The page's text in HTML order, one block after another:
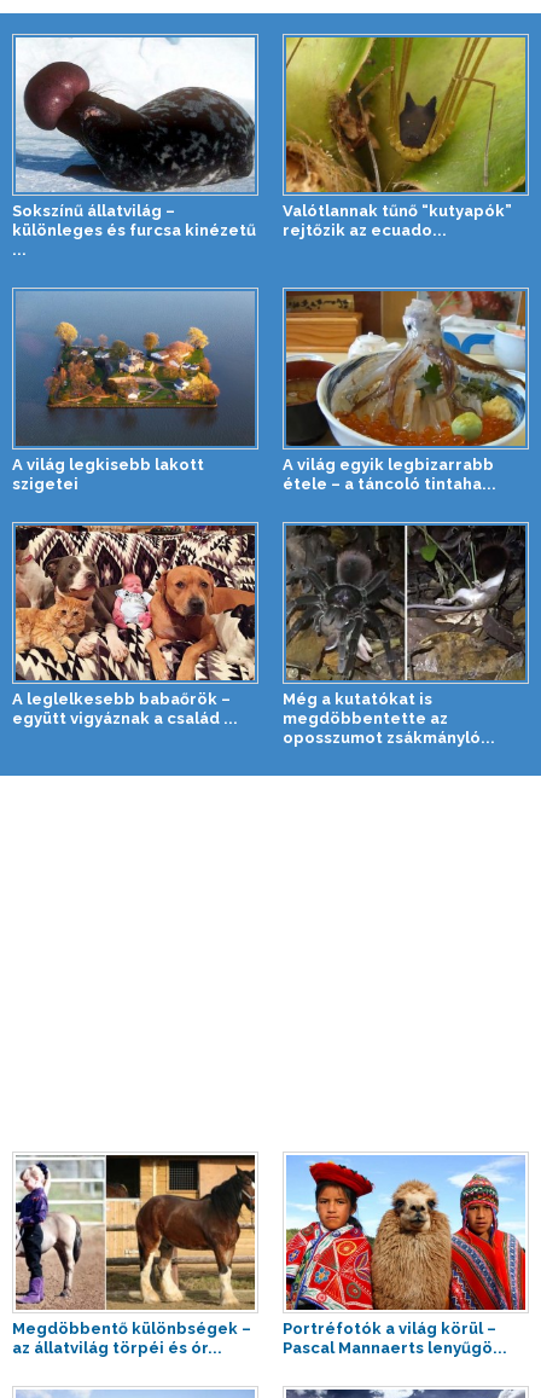
Sokszínű állatvilág –
különleges és furcsa kinézetű
...
Valótlannak tűnő “kutyapók”
rejtőzik az ecuado...
A világ legkisebb lakott
szigetei
A világ egyik legbizarrabb
étele – a táncoló tintaha...
A leglelkesebb babaőrök –
együtt vigyáznak a család ...
Még a kutatókat is
megdöbbentette az
oposszumot zsákmányló...
Megdöbbentő különbségek –
az állatvilág törpéi és ór...
Portréfotók a világ körül –
Pascal Mannaerts lenyűgö...